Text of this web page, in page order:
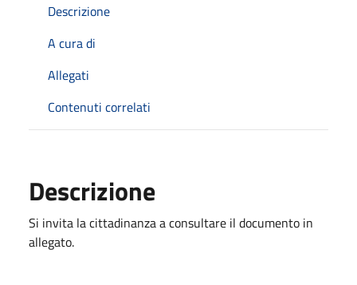
Descrizione
A cura di
Allegati
Contenuti correlati
Descrizione
Si invita la cittadinanza a consultare il documento in
allegato.